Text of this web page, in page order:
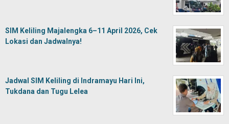
SIM Keliling Majalengka 6–11 April 2026, Cek
Lokasi dan Jadwalnya!
Jadwal SIM Keliling di Indramayu Hari Ini,
Tukdana dan Tugu Lelea